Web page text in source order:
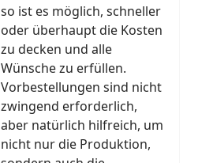
so ist es möglich, schneller
oder überhaupt die Kosten
zu decken und alle
Wünsche zu erfüllen.
Vorbestellungen sind nicht
zwingend erforderlich,
aber natürlich hilfreich, um
nicht nur die Produktion,